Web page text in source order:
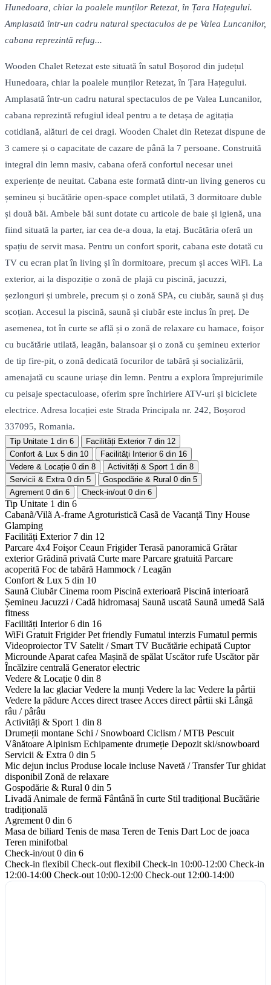
Hunedoara, chiar la poalele munților Retezat, în Țara Hațegului.
Amplasată într-un cadru natural spectaculos de pe Valea Luncanilor,
cabana reprezintă refug...
Wooden Chalet Retezat este situată în satul Boșorod din județul
Hunedoara, chiar la poalele munților Retezat, în Țara Hațegului.
Amplasată într-un cadru natural spectaculos de pe Valea Luncanilor,
cabana reprezintă refugiul ideal pentru a te detașa de agitația
cotidiană, alături de cei dragi. Wooden Chalet din Retezat dispune de
3 camere și o capacitate de cazare de până la 7 persoane. Construită
integral din lemn masiv, cabana oferă confortul necesar unei
experiențe de neuitat. Cabana este formată dintr-un living generos cu
șemineu și bucătărie open-space complet utilată, 3 dormitoare duble
și două băi. Ambele băi sunt dotate cu articole de baie și igienă, una
fiind situată la parter, iar cea de-a doua, la etaj. Bucătăria oferă un
spațiu de servit masa. Pentru un confort sporit, cabana este dotată cu
TV cu ecran plat în living și în dormitoare, precum și acces WiFi. La
exterior, ai la dispoziție o zonă de plajă cu piscină, jacuzzi,
șezlonguri și umbrele, precum și o zonă SPA, cu ciubăr, saună și duș
scoțian. Accesul la piscină, saună și ciubăr este inclus în preț. De
asemenea, tot în curte se află și o zonă de relaxare cu hamace, foișor
cu bucătărie utilată, leagăn, balansoar și o zonă cu șemineu exterior
de tip fire-pit, o zonă dedicată focurilor de tabără și socializării,
amenajată cu scaune uriașe din lemn. Pentru a explora împrejurimile
cu peisaje spectaculoase, oferim spre închiriere ATV-uri și biciclete
electrice. Adresa locației este Strada Principala nr. 242, Boșorod
337095, Romania.
Tip Unitate 1 din 6 Facilități Exterior 7 din 12
Confort & Lux 5 din 10 Facilități Interior 6 din 16
Vedere & Locație 0 din 8 Activități & Sport 1 din 8
Servicii & Extra 0 din 5 Gospodărie & Rural 0 din 5
Agrement 0 din 6 Check-in/out 0 din 6
Tip Unitate 1 din 6
Cabanã/Vilã A-frame Agroturisticã Casã de Vacanță Tiny House
Glamping
Facilități Exterior 7 din 12
Parcare 4x4 Foișor Ceaun Frigider Terasă panoramică Grătar
exterior Grădină privată Curte mare Parcare gratuită Parcare
acoperită Foc de tabără Hammock / Leagăn
Confort & Lux 5 din 10
Saună Ciubăr Cinema room Piscină exterioară Piscină interioară
Șemineu Jacuzzi / Cadă hidromasaj Saună uscată Saună umedă Sală
fitness
Facilități Interior6 din 16
WiFi Gratuit Frigider Pet friendly Fumatul interzis Fumatul permis
Videoproiector TV Satelit / Smart TV Bucătărie echipată Cuptor
Microunde Aparat cafea Mașină de spălat Uscător rufe Uscător păr
Încălzire centrală Generator electric
Vedere & Locație 0 din 8
Vedere la lac glaciar Vedere la munți Vedere la lac Vedere la pârtii
Vedere la pădure Acces direct trasee Acces direct pârtii ski Lângă
râu / pârâu
Activități & Sport 1 din 8
Drumeții montane Schi / Snowboard Ciclism / MTB Pescuit
Vânătoare Alpinism Echipamente drumeție Depozit ski/snowboard
Servicii & Extra 0 din 5
Mic dejun inclus Produse locale incluse Navetă / Transfer Tur ghidat
disponibil Zonă de relaxare
Gospodărie & Rural 0 din 5
Livadă Animale de fermă Fântână în curte Stil tradițional Bucătărie
tradițională
Agrement 0 din 6
Masa de biliard Tenis de masa Teren de Tenis Dart Loc de joaca
Teren minifotbal
Check-in/out 0 din 6
Check-in flexibil Check-out flexibil Check-in 10:00-12:00 Check-in
12:00-14:00 Check-out 10:00-12:00 Check-out 12:00-14:00